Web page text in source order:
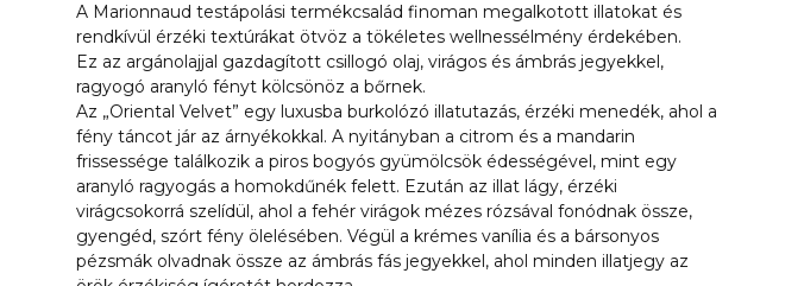
A Marionnaud testápolási termékcsalád finoman megalkotott illatokat és
rendkívül érzéki textúrákat ötvöz a tökéletes wellnessélmény érdekében.
Ez az argánolajjal gazdagított csillogó olaj, virágos és ámbrás jegyekkel,
ragyogó aranyló fényt kölcsönöz a bőrnek.
Az „Oriental Velvet” egy luxusba burkolózó illatutazás, érzéki menedék, ahol a
fény táncot jár az árnyékokkal. A nyitányban a citrom és a mandarin
frissessége találkozik a piros bogyós gyümölcsök édességével, mint egy
aranyló ragyogás a homokdűnék felett. Ezután az illat lágy, érzéki
virágcsokorrá szelídül, ahol a fehér virágok mézes rózsával fonódnak össze,
gyengéd, szórt fény ölelésében. Végül a krémes vanília és a bársonyos
pézsmák olvadnak össze az ámbrás fás jegyekkel, ahol minden illatjegy az